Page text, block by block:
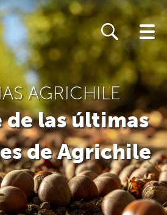
AGRICHILE
las últimas
de Agrichile